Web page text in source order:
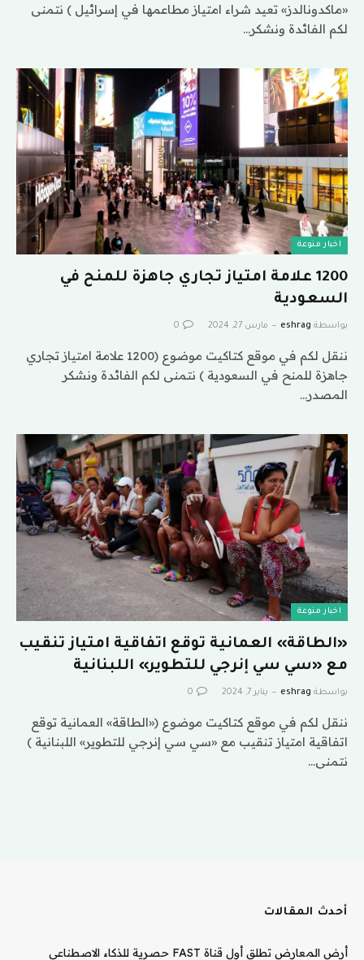
«ماكدونالدز» تعيد شراء امتياز مطاعمها في إسرائيل ) نتمنى
لكم الفائدة ونشكر…
اخبار منوعة
1200 علامة امتياز تجاري جاهزة للمنح في
السعودية
بواسطة eshrag مارس 27, 2024 0
ننقل لكم في موقع كتاكيت موضوع (1200 علامة امتياز تجاري
جاهزة للمنح في السعودية ) نتمنى لكم الفائدة ونشكر
المصدر…
اخبار منوعة
«الطاقة» العمانية توقع اتفاقية امتياز تنقيب
مع «سي سي إنرجي للتطوير» اللبنانية
بواسطة eshrag يناير 7, 2024 0
ننقل لكم في موقع كتاكيت موضوع («الطاقة» العمانية توقع
اتفاقية امتياز تنقيب مع «سي سي إنرجي للتطوير» اللبنانية )
نتمنى…
أحدث المقالات
أرض المعارض تطلق أول قناة FAST حصرية للذكاء الاصطناعي